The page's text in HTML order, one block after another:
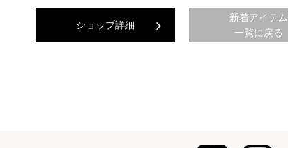
ショップ詳細
新着アイテム
一覧に戻る